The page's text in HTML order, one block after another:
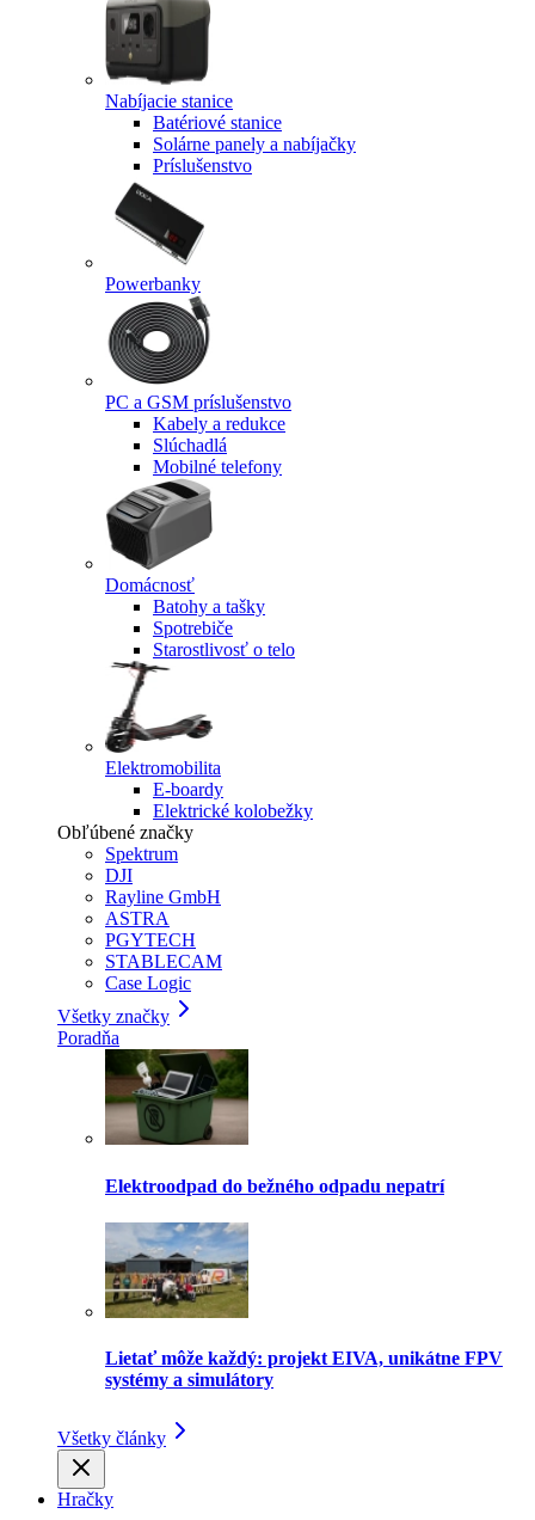
Nabíjacie stanice
Batériové stanice
Solárne panely a nabíjačky
Príslušenstvo
Powerbanky
PC a GSM príslušenstvo
Kabely a redukce
Slúchadlá
Mobilné telefony
Domácnosť
Batohy a tašky
Spotrebiče
Starostlivosť o telo
Elektromobilita
E-boardy
Elektrické kolobežky
Obľúbené značky
Spektrum
DJI
Rayline GmbH
ASTRA
PGYTECH
STABLECAM
Case Logic
Všetky značky
Poradňa
Elektroodpad do bežného odpadu nepatrí
Lietať môže každý: projekt EIVA, unikátne FPV
systémy a simulátory
Všetky články
Hračky